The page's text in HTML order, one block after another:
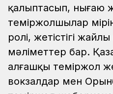
қалыптасып, нығаю
теміржолшылар
ролі, жетістігі жайлы
мәліметтер бар.
алғашқы теміржол
вокзалдар мен